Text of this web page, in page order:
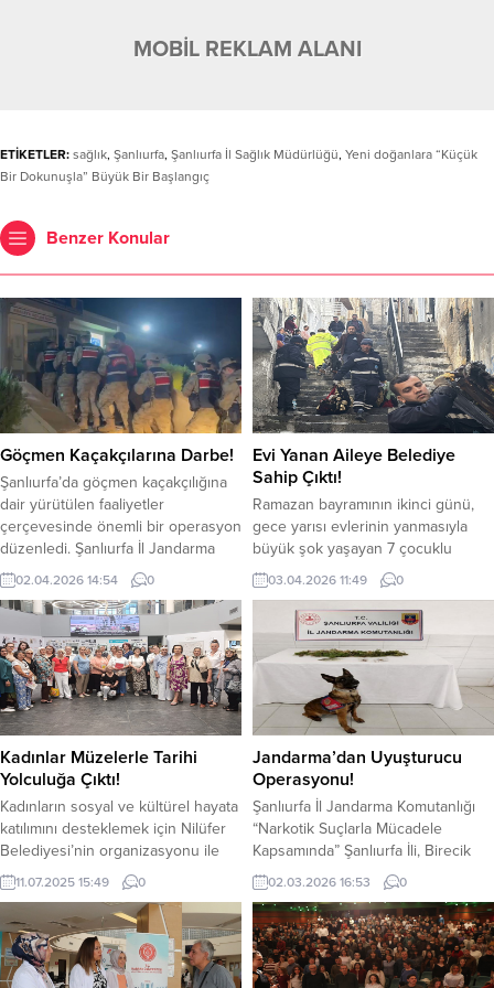
MOBİL REKLAM ALANI
ETİKETLER: sağlık, Şanlıurfa, Şanlıurfa İl Sağlık Müdürlüğü, Yeni doğanlara “Küçük
Bir Dokunuşla” Büyük Bir Başlangıç
Benzer Konular
Göçmen Kaçakçılarına Darbe!
Şanlıurfa’da göçmen kaçakçılığına
dair yürütülen faaliyetler
çerçevesinde önemli bir operasyon
düzenledi. Şanlıurfa İl Jandarma
Komutanlığı tarafından “Göçmen
Kaçakçılığı ile Mücadele”
bağlamında 23-31 Mart 2026
tarihleri arasında yapılan
çalışmalarda, kaçakçılık yaptığı
belirlenen şahıslara ilişkin
operasyonlar gerçekleştirildi.
Yürütülen faaliyetler sonucunda,
göçmen kaçakçılığı organizasyonu
içerisinde yer aldığı tespit edilen 18
şüpheli organizatör hakkında...
02.04.2026 14:54 0
Evi Yanan Aileye Belediye
Sahip Çıktı!
Ramazan bayramının ikinci günü,
gece yarısı evlerinin yanmasıyla
büyük şok yaşayan 7 çocuklu
aileye, Eyyübiye Belediyesi sahip
çıktı. Aileyi ziyaret ederek
ihtiyaçlarını belirleyen Eyyübiye
Belediyesi Sosyal Yardım İşleri
Müdürlüğü, evde temizlik
çalışmaları başlatarak acil
ihtiyaçlarını karşıladı. Başkan
Mehmet Kuş’un talimatlarıyla yanan
evde incelemelerde bulunan
Eyyübiye Belediyesi Sosyal Yardım
İşleri Müdürlüğü...
03.04.2026 11:49 0
Kadınlar Müzelerle Tarihi
Yolculuğa Çıktı!
Kadınların sosyal ve kültürel hayata
katılımını desteklemek için Nilüfer
Belediyesi’nin organizasyonu ile
Nilüfer’deki mahalle kadın
derneklerinin üyeleri, müzeleri
keşif yolculuğuna çıktı. Nilüfer
Belediyesi, kadınların
sosyalleşmelerini, ürettikleri
ürünleri sunmalarını ve
11.07.2025 15:49 0
Jandarma’dan Uyuşturucu
Operasyonu!
Şanlıurfa İl Jandarma Komutanlığı
“Narkotik Suçlarla Mücadele
Kapsamında” Şanlıurfa İli, Birecik
İlçesinde, Birecik İlçe Jandarma
komutanlığı ekipleri tarafından
operasyon düzenlendi. 26 Şubat
2026 tarihinde Birecik İlçe
Jandarma Komutanlığı Narkotik
Suçlarla Mücadele Kapsamında
02.03.2026 16:53 0